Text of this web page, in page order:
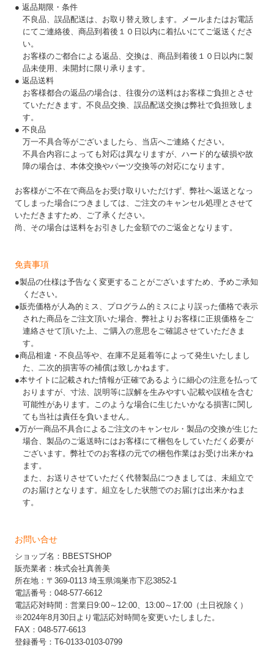
● 返品期限・条件
不良品、誤品配送は、お取り替え致します。メールまたはお電話
にてご連絡後、商品到着後１０日以内に着払いにてご返送くださ
い。
お客様のご都合による返品、交換は、商品到着後１０日以内に製
品未使用、未開封に限り承ります。
● 返品送料
お客様都合の返品の場合は、往復分の送料はお客様ご負担とさせ
ていただきます。不良品交換、誤品配送交換は弊社で負担致しま
す。
● 不良品
万一不具合等がございましたら、当店へご連絡ください。
不具合内容によっても対応は異なりますが、ハード的な破損や故
障の場合は、本体交換やパーツ交換等の対応になります。
お客様がご不在で商品をお受け取りいただけず、弊社へ返送となっ
てしまった場合につきましては、ご注文のキャンセル処理とさせて
いただきますため、ご了承ください。
尚、その場合は送料をお引きした金額でのご返金となります。
免責事項
●製品の仕様は予告なく変更することがございますため、予めご承知
ください。
●販売価格が人為的ミス、プログラム的ミスにより誤った価格で表示
された商品をご注文頂いた場合、弊社よりお客様に正規価格をご
連絡させて頂いた上、ご購入の意思をご確認させていただきま
す。
●商品相違・不良品等や、在庫不足延着等によって発生いたしまし
た、二次的損害等の補償は致しかねます。
●本サイトに記載された情報が正確であるように細心の注意を払って
おりますが、寸法、説明等に誤解を生みやすい記載や誤植を含む
可能性があります。このような場合に生じたいかなる損害に関し
ても当社は責任を負いません。
●万が一商品不具合によるご注文のキャンセル・製品の交換が生じた
場合、製品のご返送時にはお客様にて梱包をしていただく必要が
ございます。弊社でのお客様の元での梱包作業はお受け出来かね
ます。
また、お送りさせていただく代替製品につきましては、未組立で
のお届けとなります。組立をした状態でのお届けは出来かねま
す。
お問い合せ
ショップ名：BBESTSHOP
販売業者：株式会社真善美
所在地：〒369-0113 埼玉県鴻巣市下忍3852-1
電話番号：048-577-6612
電話応対時間：営業日9:00～12:00、13:00～17:00（土日祝除く）
※2024年8月30日より電話応対時間を変更いたしました。
FAX：048-577-6613
登録番号：T6-0133-0103-0799